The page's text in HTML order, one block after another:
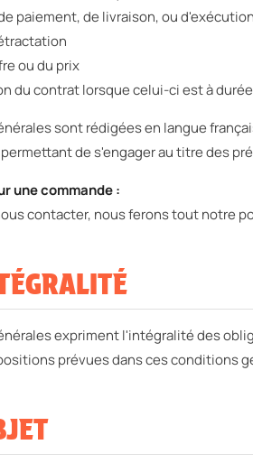
paiement, de livraison, ou d'exécution
ou du prix
du contrat lorsque celui-ci est à
sont rédigées en langue
de s'engager au titre des
une commande :
contacter, nous ferons tout notre
expriment l'intégralité des
prévues dans ces conditions